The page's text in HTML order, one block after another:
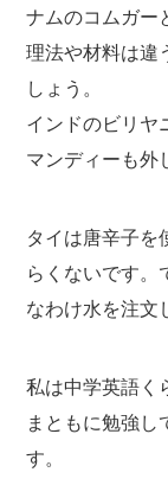
ナムのコムガー
理法や材料は違
しょう。
インドのビリヤ
マンディーも外
タイは唐辛子を
らくないです。
なわけ水を注文
私は中学英語く
まともに勉強し
す。